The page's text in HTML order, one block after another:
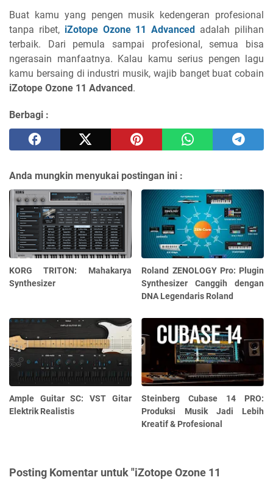
Buat kamu yang pengen musik kedengeran profesional
tanpa ribet, iZotope Ozone 11 Advanced adalah pilihan
terbaik. Dari pemula sampai profesional, semua bisa
ngerasain manfaatnya. Kalau kamu serius pengen lagu
kamu bersaing di industri musik, wajib banget buat cobain
iZotope Ozone 11 Advanced.
Berbagi :
Anda mungkin menyukai postingan ini :
KORG TRITON: Mahakarya
Synthesizer
Roland ZENOLOGY Pro: Plugin
Synthesizer Canggih dengan
DNA Legendaris Roland
Ample Guitar SC: VST Gitar
Elektrik Realistis
Steinberg Cubase 14 PRO:
Produksi Musik Jadi Lebih
Kreatif & Profesional
Posting Komentar untuk "iZotope Ozone 11